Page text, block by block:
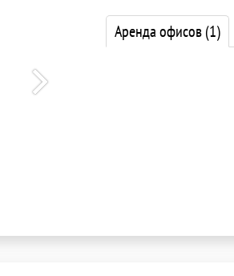
Аренда офисов(1)